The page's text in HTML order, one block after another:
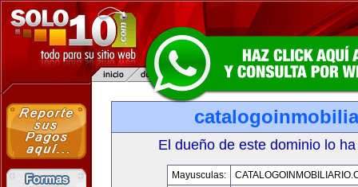
El dueño de este dominio lo
Mayusculas: